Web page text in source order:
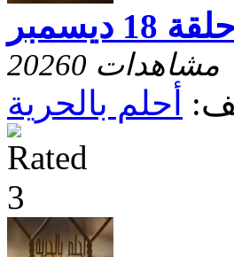
20260 مشاهدات
أحلم بالحرية